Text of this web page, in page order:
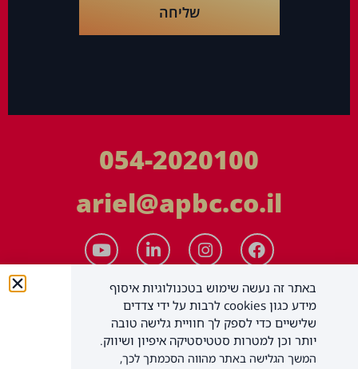
שליחה
054-2020100
ariel@apbc.co.il
באתר זה נעשה שימוש בטכנולוגיות איסוף
מידע כגון cookies לרבות על ידי צדדים
שלישיים כדי לספק לך חוויית גלישה טובה
יותר וכן למטרות סטטיסטיקה איפיון ושיווק.
המשך הגלישה באתר מהווה הסכמתך לכך,